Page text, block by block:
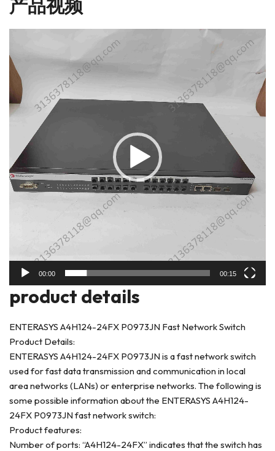
产品视频
播
器
00:00 00:15
product details
ENTERASYS A4H124-24FX P0973JN Fast Network Switch
Product Details:
ENTERASYS A4H124-24FX P0973JN is a fast network switch
used for fast data transmission and communication in local
area networks (LANs) or enterprise networks. The following is
some possible information about the ENTERASYS A4H124-
24FX P0973JN fast network switch:
Product features:
Number of ports: “A4H124-24FX” indicates that the switch has